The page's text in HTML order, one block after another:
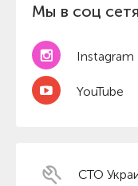
Мы в соц
Instagram
YouTube
СТО